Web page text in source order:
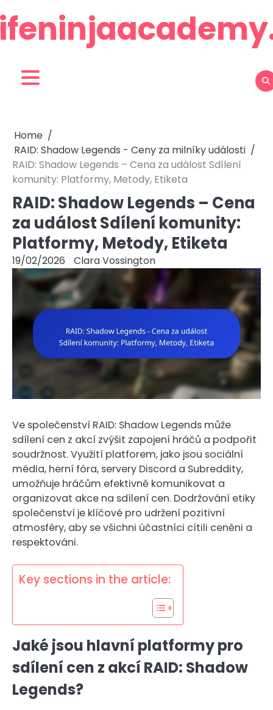
to
content
Home
RAID: Shadow Legends - Ceny za milníky události
RAID: Shadow Legends – Cena za událost Sdílení
komunity: Platformy, Metody, Etiketa
RAID: Shadow Legends – Cena
za událost Sdílení komunity:
Platformy, Metody, Etiketa
19/02/2026 Clara Vossington
Ve společenství RAID: Shadow Legends může
sdílení cen z akcí zvýšit zapojení hráčů a podpořit
soudržnost. Využití platforem, jako jsou sociální
média, herní fóra, servery Discord a Subreddity,
umožňuje hráčům efektivně komunikovat a
organizovat akce na sdílení cen. Dodržování etiky
společenství je klíčové pro udržení pozitivní
atmosféry, aby se všichni účastníci cítili ceněni a
respektováni.
Key sections in the article:
Jaké jsou hlavní platformy pro
sdílení cen z akcí RAID: Shadow
Legends?